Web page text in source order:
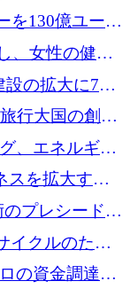
を130億ユーロ
るプラットフ
、女性の健康
設
設の拡大に740
行大国の創設
、エネルギー
ルを調達
スを拡大する
を調達
プレシードと
イクルのため
調達
の資金調達